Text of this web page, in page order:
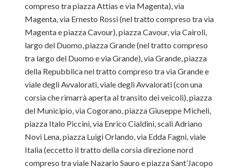
compreso tra piazza Attias e via Magenta), via
Magenta, via Ernesto Rossi (nel tratto compreso tra via
Magenta e piazza Cavour), piazza Cavour, via Cairoli,
largo del Duomo, piazza Grande (nel tratto compreso
tra largo del Duomo e via Grande), via Grande, piazza
della Repubblica nel tratto compreso tra via Grande e
viale degli Avvalorati, viale degli Avvalorati (con una
corsia che rimarrà aperta al transito dei veicoli), piazza
del Municipio, via Cogorano, piazza Giuseppe Micheli,
piazza Italo Piccini, via Enrico Cialdini, scali Adriano
Novi Lena, piazza Luigi Orlando, via Edda Fagni, viale
Italia (eccetto il tratto della corsia direzione nord
compreso tra viale Nazario Sauro e piazza Sant’Jacopo